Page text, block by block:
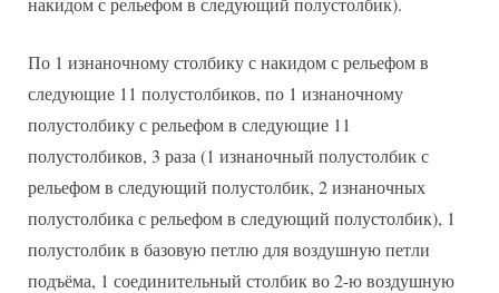
По 1 изнаночному столбику с накидом с рельефом в
следующие 11 полустолбиков, по 1 изнаночному
полустолбику с рельефом в следующие 11
полустолбиков, 3 раза (1 изнаночный полустолбик с
рельефом в следующий полустолбик, 2 изнаночных
полустолбика с рельефом в следующий полустолбик), 1
полустолбик в базовую петлю для воздушную петли
подъёма, 1 соединительный столбик во 2-ю воздушную